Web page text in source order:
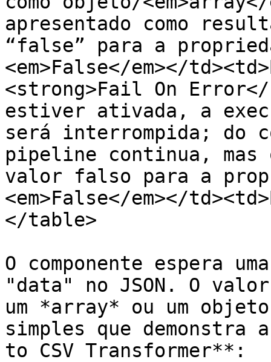
apresentado como
“false” para a
<em>False</em></
<strong>Fail On Error</
estiver ativada, a
será interrompida; do
pipeline continua, mas
valor falso para a
<em>False</em></
</table>
O componente espera
"data" no JSON. O
um *array* ou um
simples que demonstra
to CSV Transformer**: